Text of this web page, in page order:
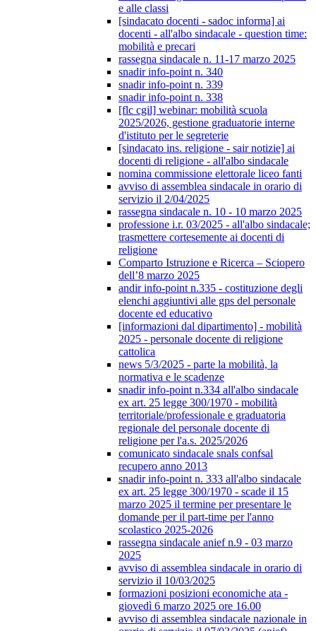
e alle classi
[sindacato docenti - sadoc informa] ai
docenti - all'albo sindacale - question time:
mobilità e precari
rassegna sindacale n. 11-17 marzo 2025
snadir info-point n. 340
snadir info-point n. 339
snadir info-point n. 338
[flc cgil] webinar: mobilità scuola
2025/2026, gestione graduatorie interne
d'istituto per le segreterie
[sindacato ins. religione - sair notizie] ai
docenti di religione - all'albo sindacale
nomina commissione elettorale liceo fanti
avviso di assemblea sindacale in orario di
servizio il 2/04/2025
rassegna sindacale n. 10 - 10 marzo 2025
professione i.r. 03/2025 - all'albo sindacale;
trasmettere cortesemente ai docenti di
religione
Comparto Istruzione e Ricerca – Sciopero
dell’8 marzo 2025
andir info-point n.335 - costituzione degli
elenchi aggiuntivi alle gps del personale
docente ed educativo
[informazioni dal dipartimento] - mobilità
2025 - personale docente di religione
cattolica
news 5/3/2025 - parte la mobilità, la
normativa e le scadenze
snadir info-point n.334 all'albo sindacale
ex art. 25 legge 300/1970 - mobilità
territoriale/professionale e graduatoria
regionale del personale docente di
religione per l'a.s. 2025/2026
comunicato sindacale snals confsal
recupero anno 2013
snadir info-point n. 333 all'albo sindacale
ex art. 25 legge 300/1970 - scade il 15
marzo 2025 il termine per presentare le
domande per il part-time per l'anno
scolastico 2025-2026
rassegna sindacale anief n.9 - 03 marzo
2025
avviso di assemblea sindacale in orario di
servizio il 10/03/2025
formazioni posizioni economiche ata -
giovedì 6 marzo 2025 ore 16.00
avviso di assemblea sindacale nazionale in